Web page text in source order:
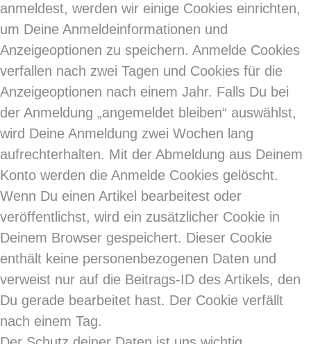
anmeldest, werden wir einige Cookies einrichten,
um Deine Anmeldeinformationen und
Anzeigeoptionen zu speichern. Anmelde Cookies
verfallen nach zwei Tagen und Cookies für die
Anzeigeoptionen nach einem Jahr. Falls Du bei
der Anmeldung „angemeldet bleiben“ auswählst,
wird Deine Anmeldung zwei Wochen lang
aufrechterhalten. Mit der Abmeldung aus Deinem
Konto werden die Anmelde Cookies gelöscht.
Wenn Du einen Artikel bearbeitest oder
veröffentlichst, wird ein zusätzlicher Cookie in
Deinem Browser gespeichert. Dieser Cookie
enthält keine personenbezogenen Daten und
verweist nur auf die Beitrags-ID des Artikels, den
Du gerade bearbeitet hast. Der Cookie verfällt
nach einem Tag.